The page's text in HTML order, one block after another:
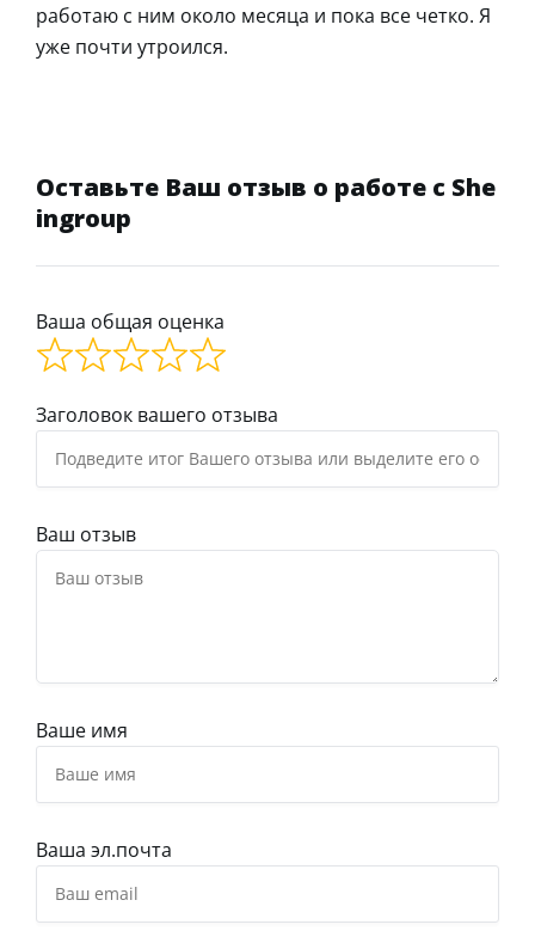
работаю с ним около месяца и пока все четко. Я
уже почти утроился.
Оставьте Ваш отзыв о работе с She
ingroup
Ваша общая оценка
Заголовок вашего отзыва
Ваш отзыв
Ваше имя
Ваша эл.почта